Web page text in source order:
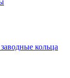
кольца